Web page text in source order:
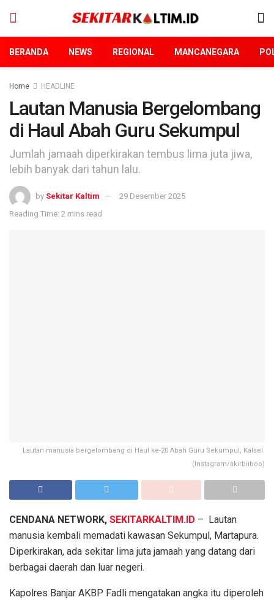
BERANDA NEWS REGIONAL MANCANEGARA
Home HEADLINE
Lautan Manusia Bergelombang
di Haul Abah Guru Sekumpul
Jumlah jamaah diperkirakan tembus lima juta jiwa,
lebih banyak dari tahun lalu.
by Sekitar Kaltim
29 Desember 2025
Reading Time: 2 mins read
Lautan manusia bergelombang di Haul ke-20 Abah Guru Sekumpul, Kalsel.
(Instagram/akirbiiboo)
CENDANA NETWORK, SEKITARKALTIM.ID – Lautan
manusia kembali memadati kawasan Sekumpul, Martapura.
Diperkirakan, ada sekitar lima juta jamaah yang datang dari
berbagai daerah dan luar negeri.
Kapolres Banjar AKBP Fadli mengatakan angka itu diperoleh